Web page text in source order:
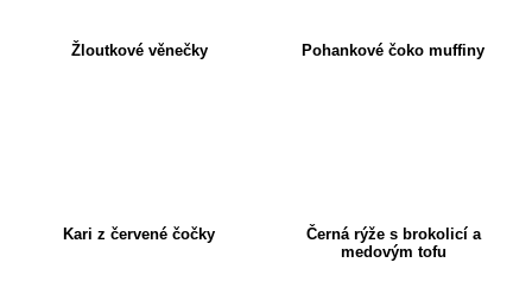
Žloutkové věnečky Pohankové čoko muffiny
Kari z červené čočky
Černá rýže s brokolicí a
medovým tofu